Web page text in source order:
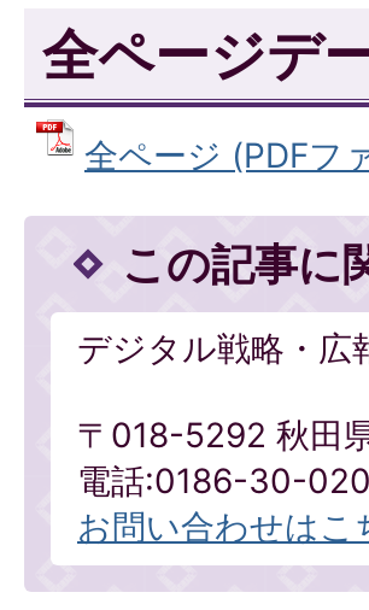
全ページデ
全ページ (PDFフ
この記事に
デジタル戦略・広
〒018-5292 秋田
電話:0186-30-
お問い合わせはこ